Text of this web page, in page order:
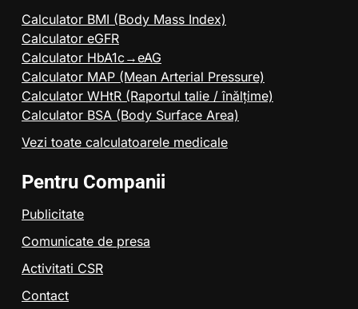
Calculator BMI (Body Mass Index)
Calculator eGFR
Calculator HbA1c→eAG
Calculator MAP (Mean Arterial Pressure)
Calculator WHtR (Raportul talie / înălțime)
Calculator BSA (Body Surface Area)
Vezi toate calculatoarele medicale
Pentru Companii
Publicitate
Comunicate de presa
Activitati CSR
Contact